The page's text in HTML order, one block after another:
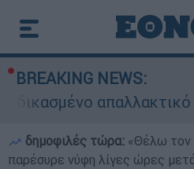
BREAKING NEWS:
απαλλακτικό για
δημοφιλές τώρα: «Θέλω τον
παρέσυρε νύφη λίγες ώρες